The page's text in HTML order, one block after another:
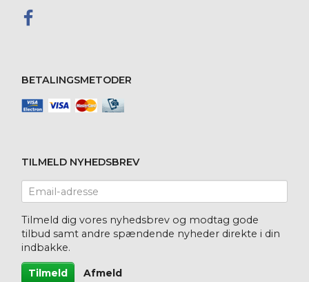
BETALINGSMETODER
TILMELD NYHEDSBREV
Email-
adresse
Tilmeld dig vores nyhedsbrev og modtag gode
tilbud samt andre spændende nyheder direkte i din
indbakke.
Tilmeld Afmeld